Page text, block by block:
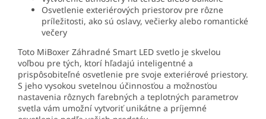
Osvetlenie exteriérových priestorov pre rôzne
príležitosti, ako sú oslavy, večierky alebo romantické
večery
Toto MiBoxer Záhradné Smart LED svetlo je skvelou
voľbou pre tých, ktorí hľadajú inteligentné a
prispôsobiteľné osvetlenie pre svoje exteriérové priestory.
S jeho vysokou svetelnou účinnosťou a možnosťou
nastavenia rôznych farebných a teplotných parametrov
svetla vám umožní vytvoriť unikátne a príjemné